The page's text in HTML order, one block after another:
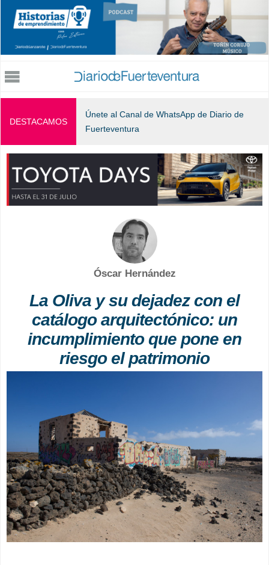
Jump to navigation
DESTACAMOS
Únete al Canal de WhatsApp de Diario de
Fuerteventura
Óscar Hernández
La Oliva y su dejadez con el
catálogo arquitectónico: un
incumplimiento que pone en
riesgo el patrimonio